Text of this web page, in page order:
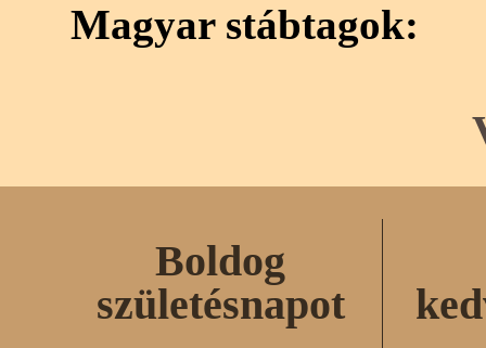
Magyar stábtagok:
Boldog
születésnapot